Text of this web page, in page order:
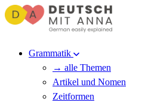
Grammatik
→ alle Themen
Artikel und Nomen
Zeitformen